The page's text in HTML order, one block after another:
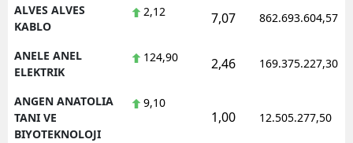
ALVES ALVES
KABLO
2,12 7,07 862.693.604,57
ANELE ANEL
ELEKTRIK
124,90 2,46 169.375.227,30
ANGEN ANATOLIA
TANI VE
BIYOTEKNOLOJI
9,10
1,00 12.505.277,50